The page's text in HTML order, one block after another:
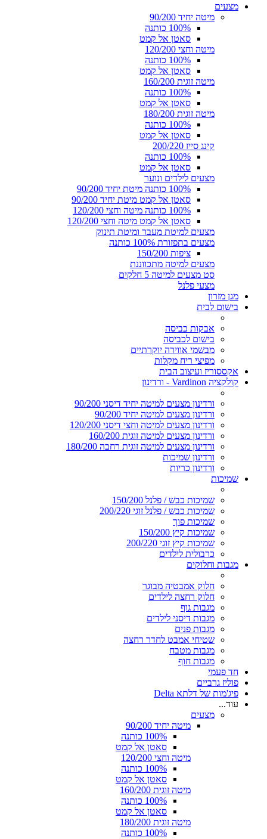
מצעים
מיטה יחיד 90/200
100% כותנה
סאטן אל קמט
מיטה וחצי 120/200
100% כותנה
סאטן אל קמט
מיטה זוגית 160/200
100% כותנה
סאטן אל קמט
מיטה זוגית 180/200
100% כותנה
סאטן אל קמט
קינג סייז 200/220
100% כותנה
סאטן אל קמט
מצעים לילדים ונוער
100% כותנה מיטת יחיד 90/200
סאטן אל קמט מיטת יחיד 90/200
100% כותנה מיטה וחצי 120/200
סאטן אל קמט מיטה וחצי 120/200
מצעים למיטת מעבר ומיטת תינוק
מצעים בתפזורת 100% כותנה
ציפות 150/200
מצעים למיטה מתכווננת
סט מצעים למיטה 5 חלקים
מצעי פלנל
מגן מזרון
בישום לבית
אבקות כביסה
בישום לכביסה
מבשמי אווירה יוקרתיים
מפיצי ריח מקלות
אקססוריז ועיצוב הבית
קולקציה Vardinon - ורדינון
ורדינון מצעים למיטה יחיד דיסני 90/200
ורדינון מצעים למיטה יחיד 90/200
ורדינון מצעים למיטה וחצי דיסני 120/200
ורדינון מצעים למיטה זוגית 160/200
ורדינון מצעים למיטה זוגית רחבה 180/200
ורדינון שמיכות
ורדינון כריות
שמיכות
שמיכות כבש / פלנל 150/200
שמיכות כבש / פלנל זוגי 200/220
שמיכות פוך
שמיכות קיץ 150/200
שמיכות קיץ זוגי 200/220
כרבולית לילדים
מגבות וחלוקים
חלוק אמבטיה מבוגר
חלוק רחצה לילדים
מגבות גוף
מגבות דיסני לילדים
מגבות פנים
שטיחי אמבט לחדר רחצה
מגבות מטבח
מגבות חוף
חד פעמי
פוליז גרביים
פיג'מות של דלתא Delta
עוד...
מצעים
מיטה יחיד 90/200
100% כותנה
סאטן אל קמט
מיטה וחצי 120/200
100% כותנה
סאטן אל קמט
מיטה זוגית 160/200
100% כותנה
סאטן אל קמט
מיטה זוגית 180/200
100% כותנה